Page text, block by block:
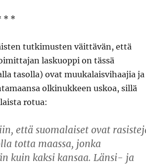
* *
tutkimusten väittävän, että
laskuoppi on tässä
tasolla) ovat muukalaisvihaajia ja
olkinukkeen uskoa, sillä
rotua:
että suomalaiset ovat
totta maassa, jonka
kuin kaksi kansaa. Länsi- ja